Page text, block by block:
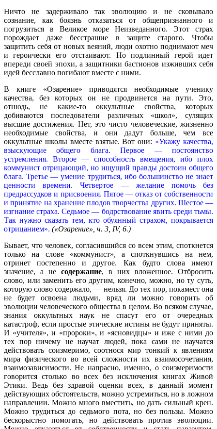
Ничто не задерживало так эволюцию и не сковывало
сознание, как боязнь отказаться от общепризнанного и
погрузиться в Великое море Неизведанного. Этот страх
порождает даже бесстрашие в защите старого. Чтобы
защитить себя от новых веяний, люди охотно поднимают меч
и героически его отстаивают. Но подлинный герой идет
впереди своей эпохи, а защитники бастионов изживших себя
идей бесславно погибают вместе с ними.
В книге «Озарение» приводятся необходимые ученику
качества, без которых он не продвинется на пути. Это,
отнюдь, не какие-то оккультные свойства, которых
добиваются последователи различных «школ», сулящих
высшие достижения. Нет, это чисто человеческие, жизненно
необходимые свойства, и они дадут больше, чем все
оккультные школы вместе взятые. Вот они: «Укажу качества,
взыскующие общего блага. Первое — постоянство
устремления. Второе — способность вмещения, ибо плох
коммунист отрицающий, но ищущий правды достоин общего
блага. Третье — умение трудиться, ибо большинство не знает
ценности времени. Четвертое — желание помочь без
предрассудков и присвоения. Пятое — отказ от собственности
и принятие на хранение плодов творчества других. Шестое —
изгнание страха. Седьмое — бодрствование явить среди тьмы.
Так нужно сказать тем, кто обуянный страхом, покрывается
отрицанием». («Озарение», ч. 3, IV, 6.)
Бывает, что человек, согласившийся со всем этим, споткнется
только на слове «коммунист», а споткнувшись на нем,
отринет постепенно и другое. Как будто слова имеют
значение, а не содержание, в них вложенное. Отбросить
слово, или заменить его другим, конечно, можно, но ту суть,
которую слово содержало, — нельзя. До тех пор, покамест она
не будет освоена людьми, вряд ли можно говорить об
эволюции человеческого общества в целом. Во всяком случае,
знания оккультных наук не спасут его от очередных
катастроф, если простые этические истины не будут приняты.
И «учителя», и «пророки», и «ясновидцы» и иже с ними до
тех пор ничему не научат людей, пока сами не научатся
действовать соизмеримо, соотнося мир тонкий к явлениям
мира физического во всей сложности их взаимосочетания,
взаимозависимости. Не напрасно, именно, о соизмеримости
говорится столько во всех без исключения книгах Живой
Этики. Ведь без здравой оценки всех, в данный момент
действующих обстоятельств, можно устремиться, но в ложном
направлении. Можно много вместить, но дать сильный крен.
Можно трудиться до седьмого пота, но без пользы. Можно
бескорыстно помогать, но действовать против эволюции.